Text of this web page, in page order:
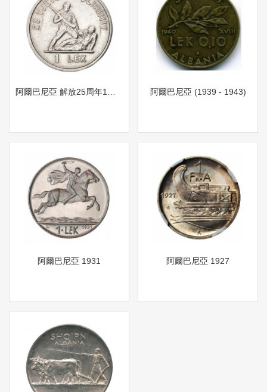
阿爾巴尼亞 (1939 - 1943)
阿爾巴尼亞 1931 阿爾巴尼亞 1927